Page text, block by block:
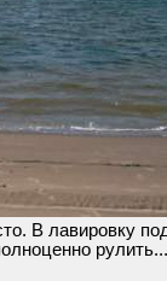
В лавировку
рулить...